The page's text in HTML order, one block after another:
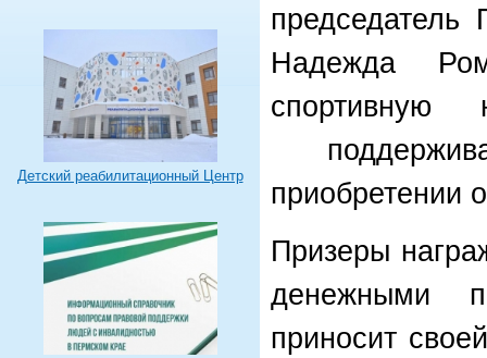
Детский реабилитационный Центр
председатель
Надежда
приобретении
Призеры
денежными
приносит